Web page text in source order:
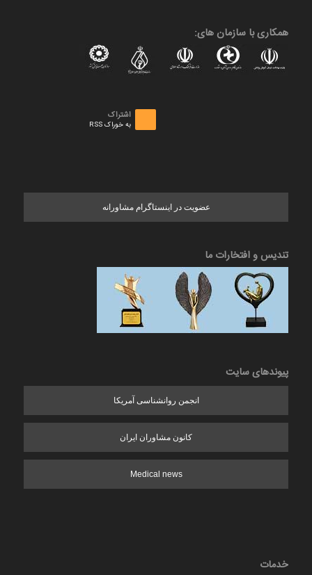
همکاری با سازمان های:
اشتراک
به خوراک RSS
عضویت در اینستاگرام مشاورانه
تندیس و افتخارات ما
پیوندهای سایت
انجمن روانشناسی آمریکا
کانون مشاوران ایران
Medical news
خدمات